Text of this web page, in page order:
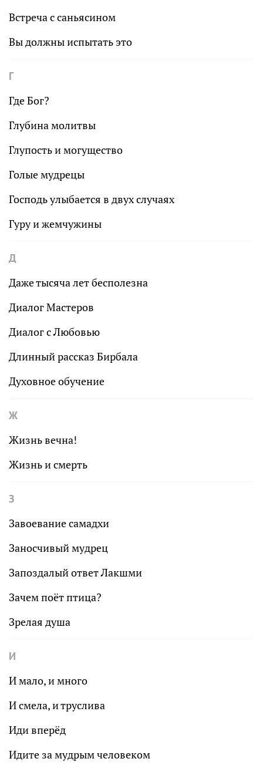
Встреча с саньясином
Вы должны испытать это
Г
Где Бог?
Глубина молитвы
Глупость и могущество
Голые мудрецы
Господь улыбается в двух случаях
Гуру и жемчужины
Д
Даже тысяча лет бесполезна
Диалог Мастеров
Диалог с Любовью
Длинный рассказ Бирбала
Духовное обучение
Ж
Жизнь вечна!
Жизнь и смерть
З
Завоевание самадхи
Заносчивый мудрец
Запоздалый ответ Лакшми
Зачем поёт птица?
Зрелая душа
И
И мало, и много
И смела, и труслива
Иди вперёд
Идите за мудрым человеком